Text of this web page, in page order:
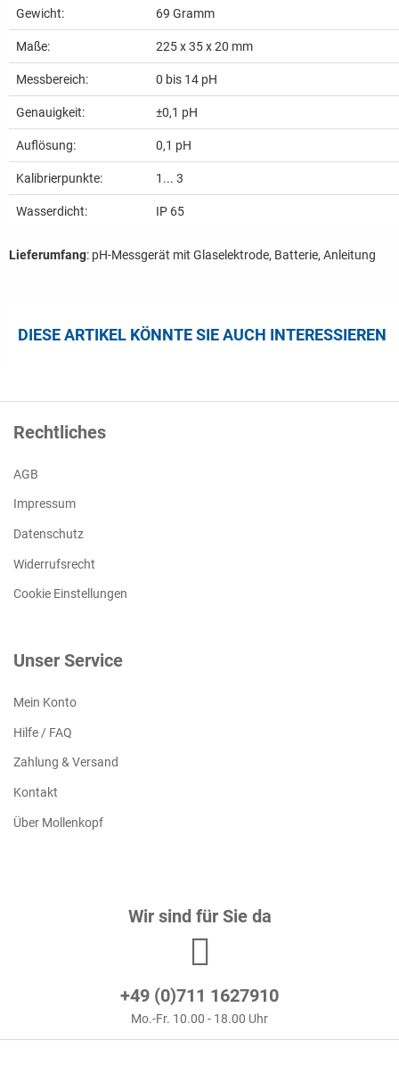
Gewicht: 69 Gramm
Maße: 225 x 35 x 20 mm
Messbereich: 0 bis 14 pH
Genauigkeit: ±0,1 pH
Auflösung: 0,1 pH
Kalibrierpunkte: 1... 3
Wasserdicht: IP 65
Lieferumfang: pH-Messgerät mit Glaselektrode, Batterie, Anleitung
DIESE ARTIKEL KÖNNTE SIE AUCH INTERESSIEREN
Rechtliches
AGB
Impressum
Datenschutz
Widerrufsrecht
Cookie Einstellungen
Unser Service
Mein Konto
Hilfe / FAQ
Zahlung & Versand
Kontakt
Über Mollenkopf
Wir sind für Sie da
+49 (0)711 1627910
Mo.-Fr. 10.00 - 18.00 Uhr